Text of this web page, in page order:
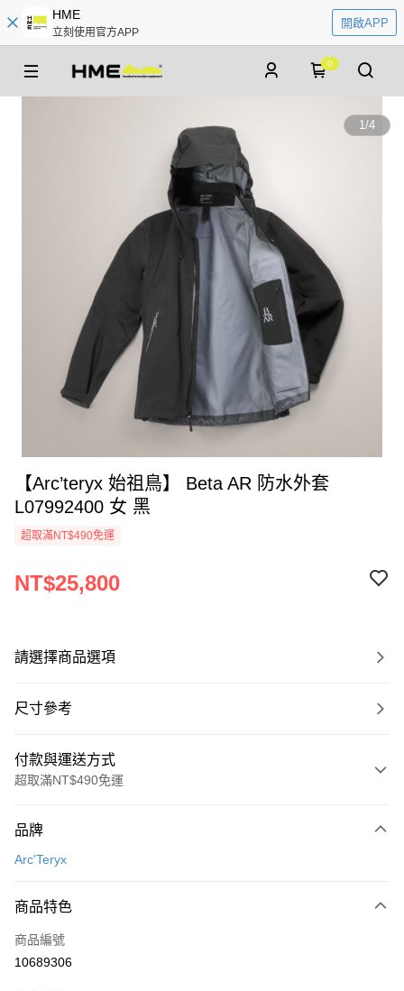
HME
立刻使用官方APP
開啟APP
0
1/4
【Arc’teryx 始祖鳥】 Beta AR 防水外套
L07992400 女 黑
超取滿NT$490免運
NT$25,800
請選擇商品選項
尺寸參考
付款與運送方式
超取滿NT$490免運
信用卡一次付款
3 期 0 利率 每期
合作金庫商業銀行
上海商業儲蓄銀行
超商取貨付款
LINE Pay
品牌
Arc'Teryx
商品特色
商品編號
10689306